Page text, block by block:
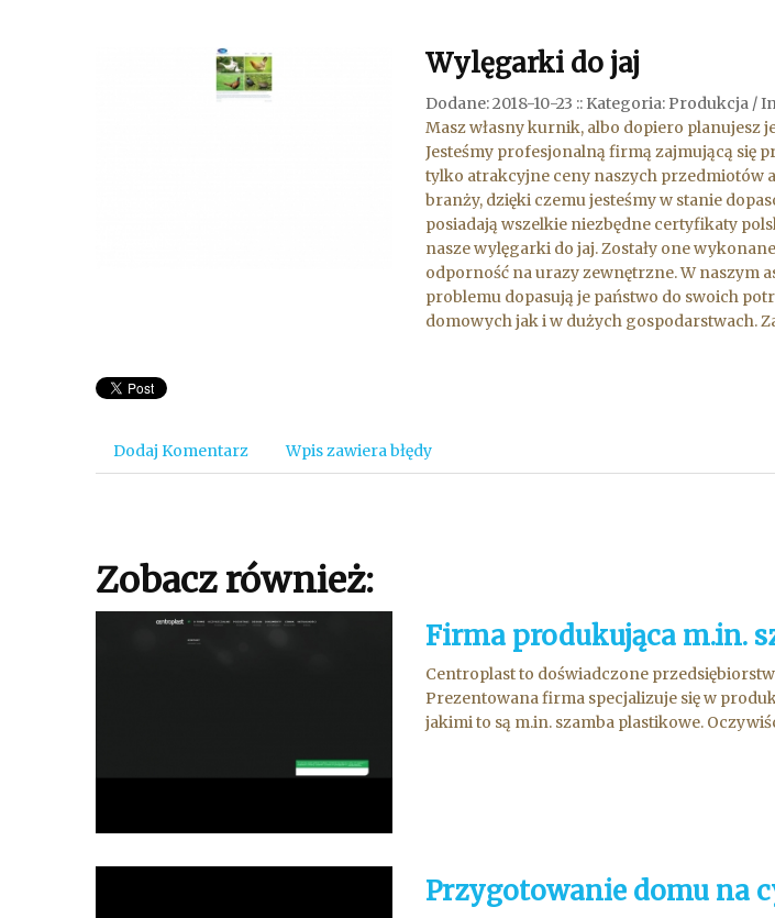
Wylęgarki do jaj
Dodane: 2018-10-23 :: Kategoria: Produkcja /
Masz własny kurnik, albo dopiero planujesz
Jesteśmy profesjonalną firmą zajmującą się
tylko atrakcyjne ceny naszych przedmiotów
branży, dzięki czemu jesteśmy w stanie
posiadają wszelkie niezbędne certyfikaty
nasze wylęgarki do jaj. Zostały one
odporność na urazy zewnętrzne. W naszym
problemu dopasują je państwo do swoich
domowych jak i w dużych gospodarstwach.
Dodaj Komentarz Wpis zawiera błędy
Zobacz również:
Firma produkująca m.in.
Centroplast to doświadczone
Prezentowana firma specjalizuje się w
jakimi to są m.in. szamba plastikowe.
Przygotowanie domu na